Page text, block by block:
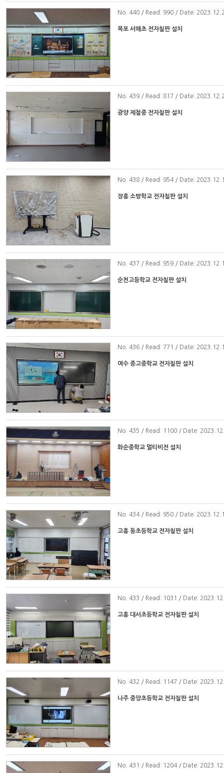
No . 440 / Read: 990 / Date:
목포 서해초 전자칠판 설치
No . 439 / Read: 817 / Date:
광양 제철중 전자칠판 설치
No . 438 / Read: 954 / Date:
장흥 소방학교 전자칠판 설치
No . 437 / Read: 959 / Date:
순천고등학교 전자칠판 설치
No . 436 / Read: 771 / Date:
여수 종고중학교 전자칠판 설치
No . 435 / Read: 1100 / Date:
화순중학교 멀티비전 설치
No . 434 / Read: 950 / Date:
고흥 동초등학교 전자칠판 설치
No . 433 / Read: 1031 / Date:
고흥 대서초등학교 전자칠판 설치
No . 432 / Read: 1147 / Date:
나주 중앙초등학교 전자칠판 설치
No . 431 / Read: 1204 / Date: